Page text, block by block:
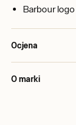
Barbour
Ocjena
O marki